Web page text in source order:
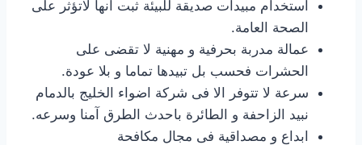
استخدام مبيدات صديقة للبيئة ثبت انها لاتؤثر على
الصحة العامة.
عمالة مدربة بحرفية و مهنية لا تقضى على
الحشرات فحسب بل تبيدها تماما و بلا عودة.
سرعة لا تتوفر الا فى شركة اضواء الخليج بالدمام
نبيد الزاحفة و الطائرة باحدث الطرق آمنا وسرعه.
ابداع و مصداقية فى مجال مكافحة